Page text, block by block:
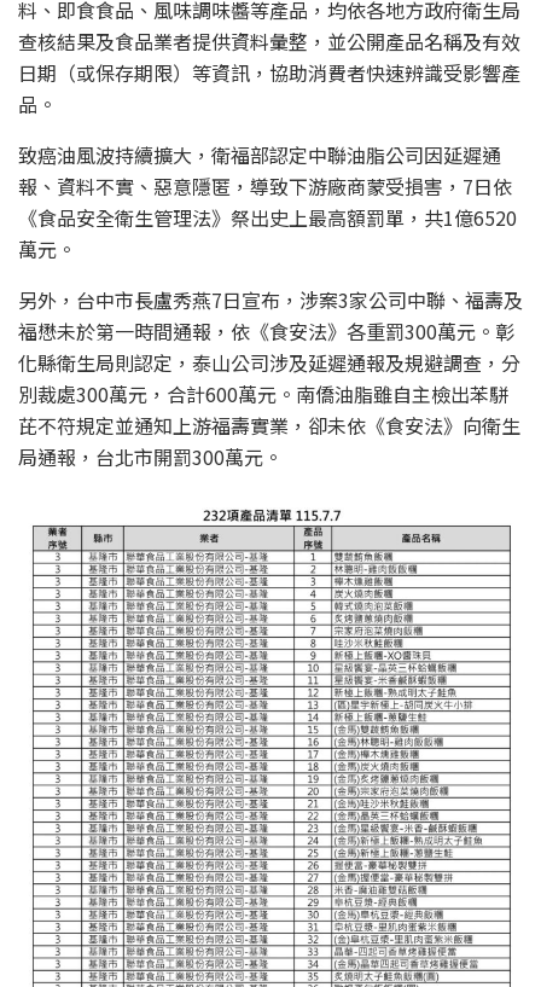
料、即食食品、風味調味醬等產品，均依各地方政府衛生局
查核結果及食品業者提供資料彙整，並公開產品名稱及有效
日期（或保存期限）等資訊，協助消費者快速辨識受影響產
品。
致癌油風波持續擴大，衛福部認定中聯油脂公司因延遲通
報、資料不實、惡意隱匿，導致下游廠商蒙受損害，7日依
《食品安全衛生管理法》祭出史上最高額罰單，共1億6520
萬元。
另外，台中市長盧秀燕7日宣布，涉案3家公司中聯、福壽及
福懋未於第一時間通報，依《食安法》各重罰300萬元。彰
化縣衛生局則認定，泰山公司涉及延遲通報及規避調查，分
別裁處300萬元，合計600萬元。南僑油脂雖自主檢出苯駢
芘不符規定並通知上游福壽實業，卻未依《食安法》向衛生
局通報，台北市開罰300萬元。